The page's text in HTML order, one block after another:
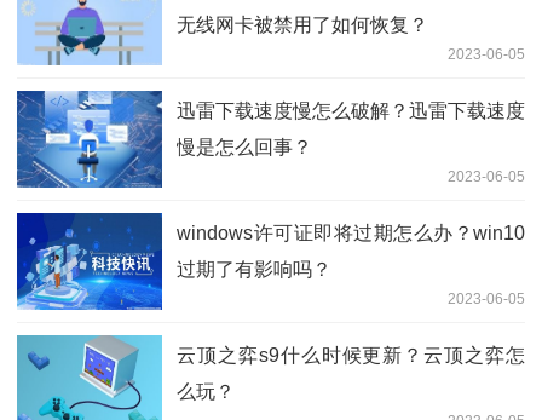
无线网卡被禁用了如何恢复？
2023-06-05
迅雷下载速度慢怎么破解？迅雷下载速度
慢是怎么回事？
2023-06-05
windows许可证即将过期怎么办？win10
过期了有影响吗？
2023-06-05
云顶之弈s9什么时候更新？云顶之弈怎
么玩？